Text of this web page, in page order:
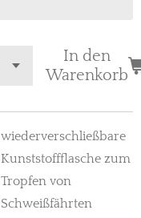
In den
Warenkorb
wiederverschließbare
Kunststoffflasche zum
Tropfen von
Schweißfährten